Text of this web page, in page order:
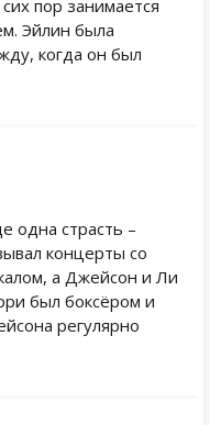
пор занимается
Эйлин была
когда он был
одна страсть –
концерты со
а Джейсон и Ли
был боксёром и
регулярно